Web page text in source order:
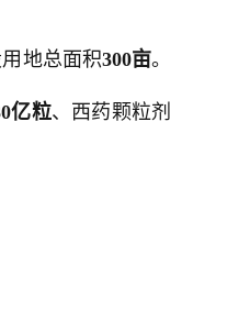
地总面积300亩。
亿粒、西药颗粒剂